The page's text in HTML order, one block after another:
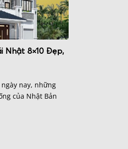
Nhật 8×10 Đẹp,
nay, những
của Nhật Bản